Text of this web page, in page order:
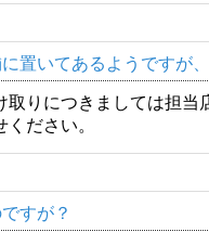
置いてあるようですが
取りにつきましては担
ださい。
すが？